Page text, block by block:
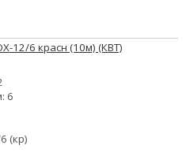
12/6 красн (10м) (КВТ)
6
(кр)